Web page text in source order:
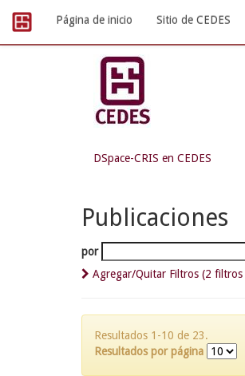
navigation
Página de inicio Sitio de CEDES
DSpace-CRIS en CEDES
Publicaciones
por
Agregar/Quitar Filtros (2 filtros
Resultados 1-10 de 23.
Resultados por página